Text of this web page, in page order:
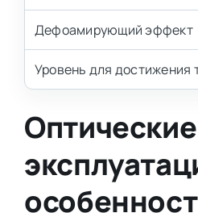
Дефоамирующий эффект
Уровень для достижения